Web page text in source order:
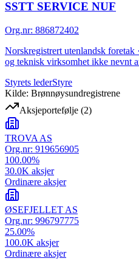
SSTT SERVICE NUF
Org.nr: 886872402
Norskregistrert utenlandsk
og teknisk virksomhet ikke nevnt
Styrets lederStyre
Kilde: Brønnøysundregistrene
Aksjeportefølje (2)
TROVA AS
Org.nr: 919656905
100.00%
30.0K aksjer
Ordinære aksjer
ØSEFJELLET AS
Org.nr: 996797775
25.00%
100.0K aksjer
Ordinære aksjer